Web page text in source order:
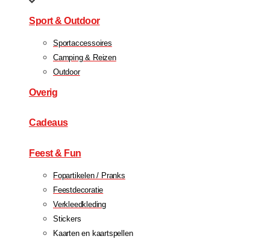
Sport & Outdoor
Sportaccessoires
Camping & Reizen
Outdoor
Overig
Cadeaus
Feest & Fun
Fopartikelen / Pranks
Feestdecoratie
Verkleedkleding
Stickers
Kaarten en kaartspellen